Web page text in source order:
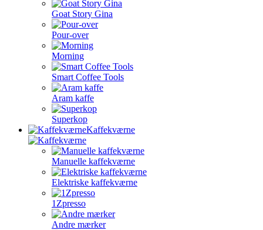
Goat Story Gina
Pour-over
Morning
Smart Coffee Tools
Aram kaffe
Superkop
Kaffekværne
Manuelle kaffekværne
Elektriske kaffekværne
1Zpresso
Andre mærker